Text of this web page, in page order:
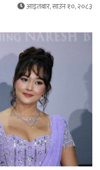
आइतबार, साउन १०, २०८३